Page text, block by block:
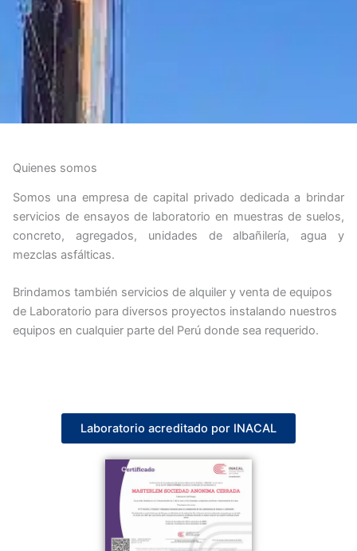
Quienes somos
Somos una empresa de capital privado dedicada a brindar
servicios de ensayos de laboratorio en muestras de suelos,
concreto, agregados, unidades de albañilería, agua y
mezclas asfálticas.
Brindamos también servicios de alquiler y venta de equipos
de Laboratorio para diversos proyectos instalando nuestros
equipos en cualquier parte del Perú donde sea requerido.
Laboratorio acreditado por INACAL